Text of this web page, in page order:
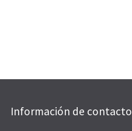
Información de contacto